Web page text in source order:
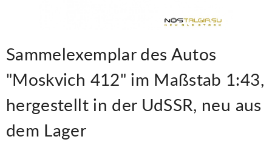
Sammelexemplar des Autos
"Moskvich 412" im Maßstab 1:43,
hergestellt in der UdSSR, neu aus
dem Lager